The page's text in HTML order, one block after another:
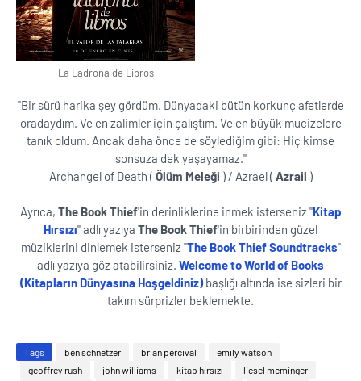
La Ladrona de Libros
''Bir sürü harika şey gördüm. Dünyadaki bütün korkunç afetlerde
oradaydım. Ve en zalimler için çalıştım. Ve en büyük mucizelere
tanık oldum. Ancak daha önce de söylediğim gibi: Hiç kimse
sonsuza dek yaşayamaz.''
Archangel of Death ( Ölüm Meleği ) / Azrael ( Azrail )
Ayrıca, The Book Thief'in derinliklerine inmek isterseniz ''Kitap
Hırsızı'' adlı yazıya The Book Thief'in birbirinden güzel
müziklerini dinlemek isterseniz ''The Book Thief Soundtracks''
adlı yazıya göz atabilirsiniz. Welcome to World of Books
(Kitapların Dünyasına Hoşgeldiniz)başlığı altında ise sizleri bir
takım sürprizler beklemekte.
Tags ben schnetzer brian percival
emily watson
geoffrey rush
john williams kitap hırsızı
liesel meminger